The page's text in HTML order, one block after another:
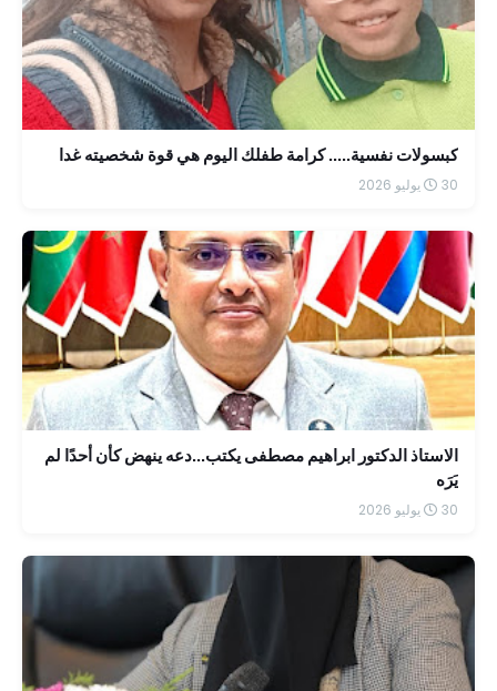
كبسولات نفسية..... كرامة طفلك اليوم هي قوة شخصيته غدا
30 يوليو 2026
الاستاذ الدكتور ابراهيم مصطفى يكتب...دعه ينهض كأن أحدًا لم
يَرَه
30 يوليو 2026